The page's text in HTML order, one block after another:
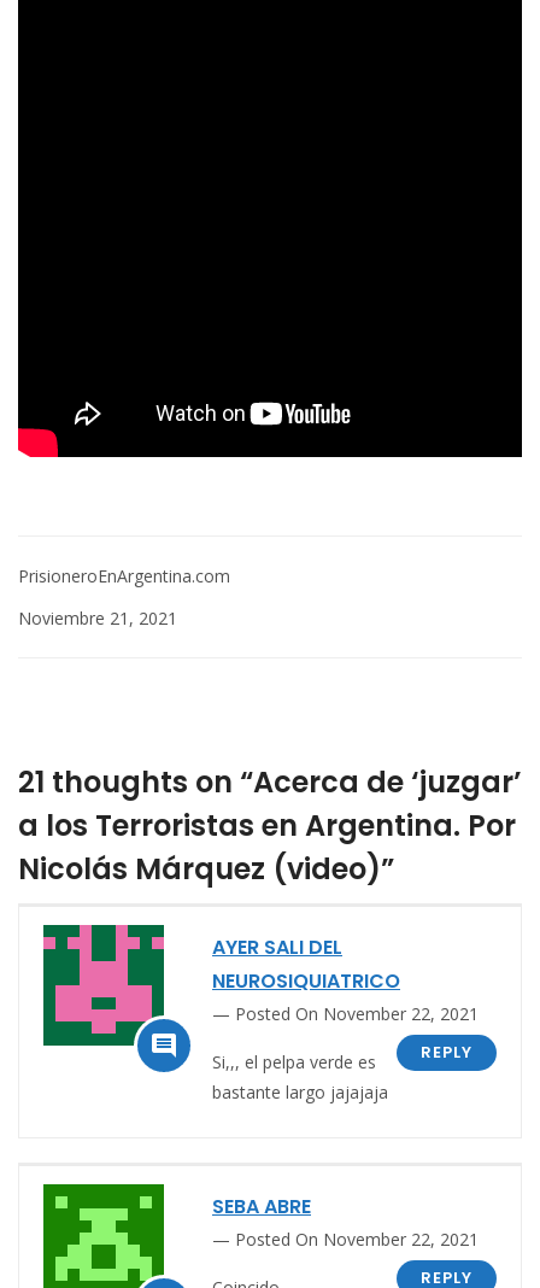
PrisioneroEnArgentina.com
Noviembre 21, 2021
21 thoughts on “Acerca de ‘juzgar’
a los Terroristas en Argentina. Por
Nicolás Márquez (video)”

AYER SALI DEL
NEUROSIQUIATRICO
Posted On November 22, 2021
REPLY
Si,,, el pelpa verde es
bastante largo jajajaja
SEBA ABRE
Posted On November 22, 2021
REPLY